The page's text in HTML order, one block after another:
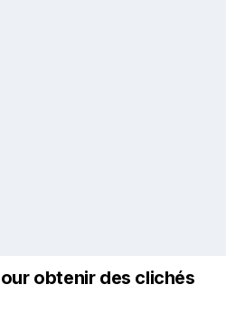
obtenir des clichés